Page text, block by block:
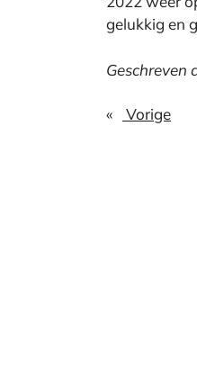
gelukkig en
Geschreven
« Vorige